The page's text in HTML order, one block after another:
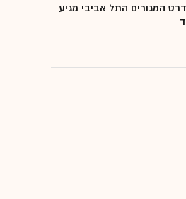
המגורים התל אביבי מגיע